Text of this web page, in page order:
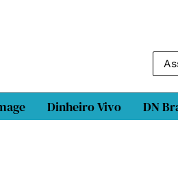
Dinheiro Vivo DN